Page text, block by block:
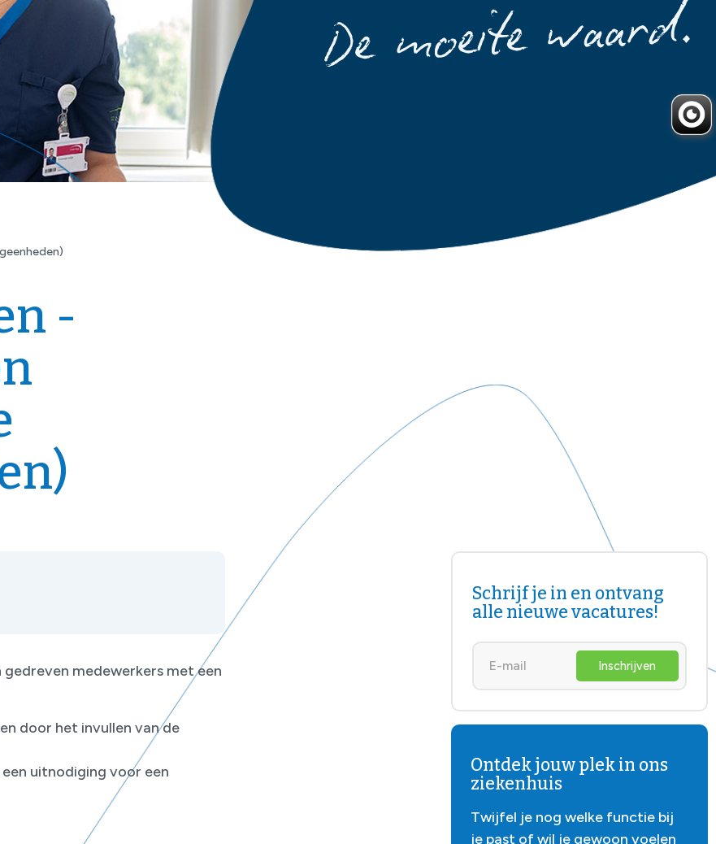
-
medewerkers met een
door het invullen van de
uitnodiging voor een
Schrijf je in en ontvang
alle nieuwe vacatures!
Inschrijven
Ontdek jouw plek in ons
ziekenhuis
Twijfel je nog welke functie bij
je past of wil je gewoon voelen